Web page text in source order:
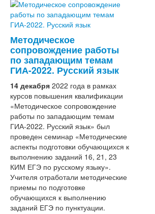
Методическое
сопровождение работы
по западающим темам
ГИА-2022. Русский язык
14 декабря 2022 года в рамках
курсов повышения квалификации
«Методическое сопровождение
работы по западающим темам
ГИА-2022. Русский язык» был
проведен семинар «Методические
аспекты подготовки обучающихся к
выполнению заданий 16, 21, 23
КИМ ЕГЭ по русскому языку».
Учителя отработали методические
приемы по подготовке
обучающихся к выполнению
заданий ЕГЭ по пунктуации.